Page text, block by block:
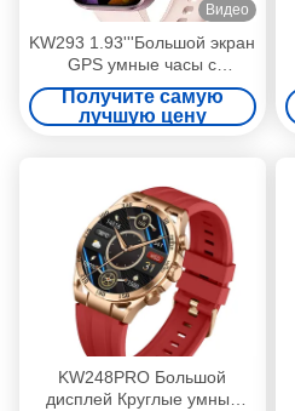
Видео
KW293 1.93'''Большой экран
GPS умные часы с
действием в режиме
реального времени и
отслеживатели сна IP68
Получите самую
лучшую цену
KW248PRO Большой
дисплей Круглые умные